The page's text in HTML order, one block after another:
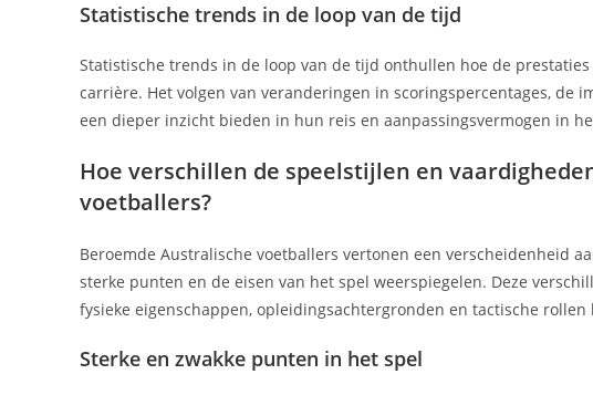
Statistische trends in de loop van de tijd
Statistische trends in de loop van de tijd onthullen hoe de
carrière. Het volgen van veranderingen in scoringspercentages, de
een dieper inzicht bieden in hun reis en aanpassingsvermogen in
Hoe verschillen de speelstijlen en
voetballers?
Beroemde Australische voetballers vertonen een verscheidenheid
sterke punten en de eisen van het spel weerspiegelen. Deze
fysieke eigenschappen, opleidingsachtergronden en tactische
Sterke en zwakke punten in het spel